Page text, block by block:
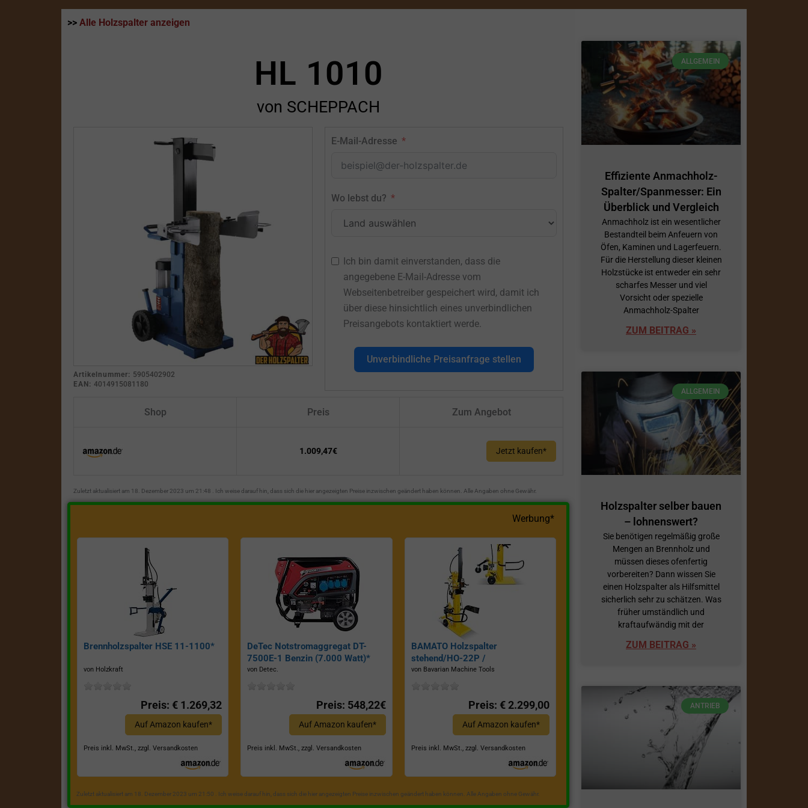
>> Alle Holzspalter anzeigen
HL 1010
von SCHEPPACH
Artikelnummer: 5905402902
EAN: 4014915081180
E-Mail-Adresse
Wo lebst du?
Ich bin damit einverstanden, dass die
angegebene E-Mail-Adresse vom
Webseitenbetreiber gespeichert wird, damit ich
über diese hinsichtlich eines unverbindlichen
Preisangebots kontaktiert werde.
Unverbindliche Preisanfrage stellen
Shop Preis Zum Angebot
1.009,47€ Jetzt kaufen*
Zuletzt aktualisiert am 18. Dezember 2023 um 21:48 . Ich weise darauf hin, dass sich die hier angezeigten Preise inzwischen geändert haben können. Alle Angaben ohne Gewähr.
Werbung*
Brennholzspalter HSE 11-1100*
von Holzkraft
Preis: € 1.269,32
Auf Amazon kaufen*
Preis inkl. MwSt., zzgl. Versandkosten
DeTec Notstromaggregat DT-
7500E-1 Benzin (7.000 Watt)*
von Detec.
Preis: 548,22€
Auf Amazon kaufen*
Preis inkl. MwSt., zzgl. Versandkosten
BAMATO Holzspalter
stehend/HO-22P /
Zapfwellenantrieb, Inkl.
von Bavarian Machine Tools
Preis: € 2.299,00
Auf Amazon kaufen*
Preis inkl. MwSt., zzgl. Versandkosten
Zuletzt aktualisiert am 18. Dezember 2023 um 21:50 . Ich weise darauf hin, dass sich die hier angezeigten Preise inzwischen geändert haben können. Alle Angaben ohne Gewähr.
ALLGEMEIN
Effiziente Anmachholz-
Spalter/Spanmesser: Ein
Überblick und Vergleich
Anmachholz ist ein wesentlicher
Bestandteil beim Anfeuern von
Öfen, Kaminen und Lagerfeuern.
Für die Herstellung dieser kleinen
Holzstücke ist entweder ein sehr
scharfes Messer und viel
Vorsicht oder spezielle
Anmachholz-Spalter
ZUM BEITRAG »
ALLGEMEIN
Holzspalter selber bauen
– lohnenswert?
Sie benötigen regelmäßig große
Mengen an Brennholz und
müssen dieses ofenfertig
vorbereiten? Dann wissen Sie
einen Holzspalter als Hilfsmittel
sicherlich sehr zu schätzen. Was
früher umständlich und
kraftaufwändig mit der
ZUM BEITRAG »
ANTRIEB